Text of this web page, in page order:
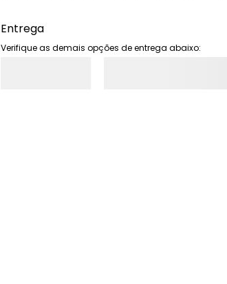
Entrega
Verifique as demais opções de entrega abaixo: